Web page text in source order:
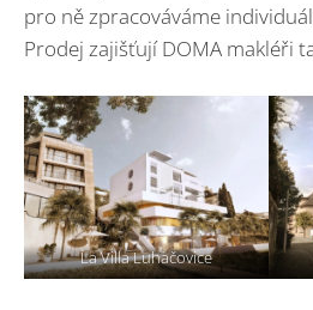
pro ně zpracováváme
Prodej zajišťují DOMA makléři
La Villa Luhačovice